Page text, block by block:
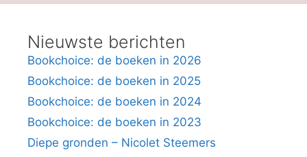
Nieuwste berichten
Bookchoice: de boeken in 2026
Bookchoice: de boeken in 2025
Bookchoice: de boeken in 2024
Bookchoice: de boeken in 2023
Diepe gronden – Nicolet Steemers